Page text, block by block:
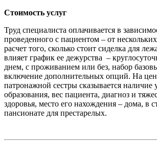
Стоимость услуг
Труд специалиста оплачивается в
проведенного с пациентом – от
расчет того, сколько стоит сиделка для
влияет график ее дежурства –
днем, с проживанием или без, набор
включение дополнительных опций. На
патронажной сестры сказывается наличие
образования, вес пациента, диагноз и
здоровья, место его нахождения – дома, в
пансионате для престарелых.